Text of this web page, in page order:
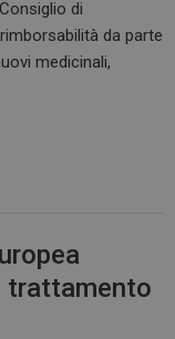
di
da parte
medicinali,
trattamento
LLC
5